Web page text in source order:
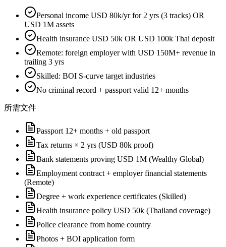
Personal income USD 80k/yr for 2 yrs (3 tracks) OR
USD 1M assets
Health insurance USD 50k OR USD 100k Thai deposit
Remote: foreign employer with USD 150M+ revenue in
trailing 3 yrs
Skilled: BOI S-curve target industries
No criminal record + passport valid 12+ months
所需文件
Passport 12+ months + old passport
Tax returns × 2 yrs (USD 80k proof)
Bank statements proving USD 1M (Wealthy Global)
Employment contract + employer financial statements
(Remote)
Degree + work experience certificates (Skilled)
Health insurance policy USD 50k (Thailand coverage)
Police clearance from home country
Photos + BOI application form